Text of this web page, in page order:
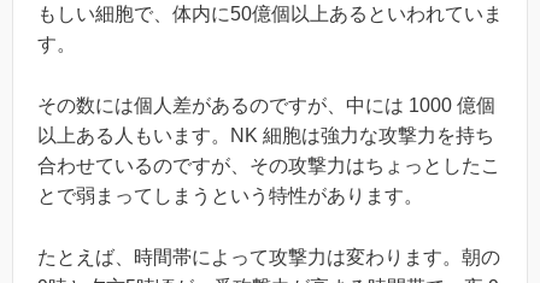
もしい細胞で、体内に50億個以上あるといわれていま
す。
その数には個人差があるのですが、中には 1000 億個
以上ある人もいます。NK 細胞は強力な攻撃力を持ち
合わせているのですが、その攻撃力はちょっとしたこ
とで弱まってしまうという特性があります。
たとえば、時間帯によって攻撃力は変わります。朝の